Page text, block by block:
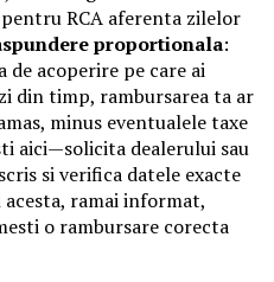
RCA aferenta zilelor
proportionala:
acoperire pe care ai
din timp, rambursarea ta ar
minus eventualele taxe
aici—solicita dealerului sau
si verifica datele exacte
ramai informat,
o rambursare corecta